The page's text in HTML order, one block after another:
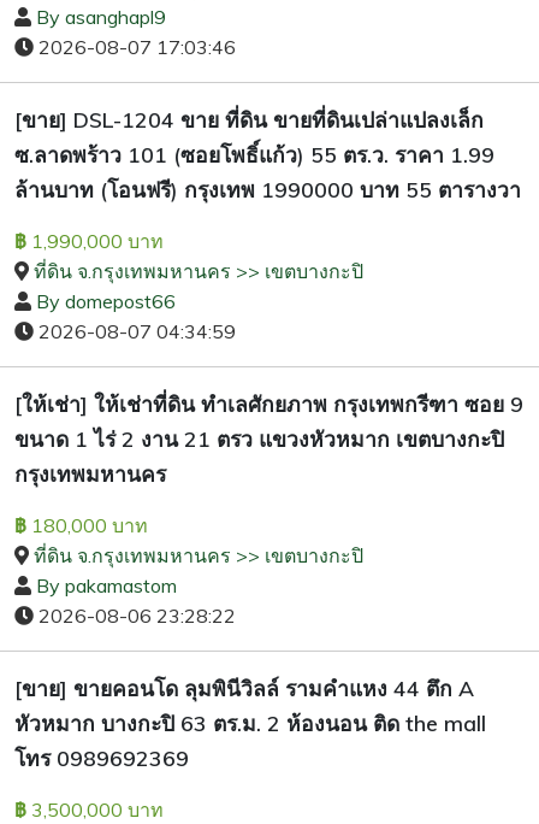
By asanghapl9
2026-08-07 17:03:46
[ขาย] DSL-1204 ขาย ที่ดิน ขายที่ดินเปล่าแปลงเล็ก
ซ.ลาดพร้าว 101 (ซอยโพธิ์แก้ว) 55 ตร.ว. ราคา 1.99
ล้านบาท (โอนฟรี) กรุงเทพ 1990000 บาท 55 ตารางวา
฿ 1,990,000 บาท
ที่ดิน จ.กรุงเทพมหานคร >> เขตบางกะปิ
By domepost66
2026-08-07 04:34:59
[ให้เช่า] ให้เช่าที่ดิน ทำเลศักยภาพ กรุงเทพกรีฑา ซอย 9
ขนาด 1 ไร่ 2 งาน 21 ตรว แขวงหัวหมาก เขตบางกะปิ
กรุงเทพมหานคร
฿ 180,000 บาท
ที่ดิน จ.กรุงเทพมหานคร >> เขตบางกะปิ
By pakamastom
2026-08-06 23:28:22
[ขาย] ขายคอนโด ลุมพินีวิลล์ รามคำแหง 44 ตึก A
หัวหมาก บางกะปิ 63 ตร.ม. 2 ห้องนอน ติด the mall
โทร 0989692369
฿ 3,500,000 บาท